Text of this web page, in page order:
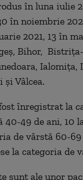
în luna iulie
în noiembrie
2021, 13 în
Bihor,
Ialomița,
și Vâlcea.
înregistrat la
40-49 de ani, 10
de vârstă 60-
la categoria de
sunt ale unor